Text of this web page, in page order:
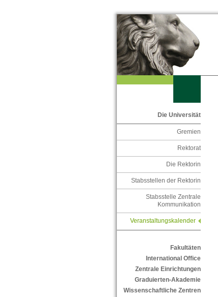
Die Universität
Gremien
Rektorat
Die Rektorin
Stabsstellen der Rektorin
Stabsstelle Zentrale
Kommunikation
Veranstaltungskalender
Fakultäten
International Office
Zentrale Einrichtungen
Graduierten-Akademie
Wissenschaftliche Zentren